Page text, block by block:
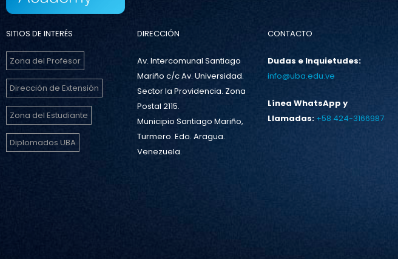
SITIOS DE INTERÉS
Zona del Profesor
Dirección de Extensión
Zona del Estudiante
Diplomados UBA
DIRECCIÓN
Av. Intercomunal Santiago
Mariño c/c Av. Universidad.
Sector la Providencia. Zona
Postal 2115.
Municipio Santiago Mariño,
Turmero. Edo. Aragua.
Venezuela.
CONTACTO
Dudas e Inquietudes:
info@uba.edu.ve
Línea WhatsApp y
Llamadas: +58 424-3166987